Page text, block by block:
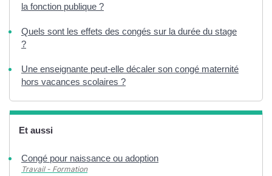
la fonction publique ?
Quels sont les effets des congés sur la durée du stage
?
Une enseignante peut-elle décaler son congé maternité
hors vacances scolaires ?
Et aussi
Congé pour naissance ou adoption
Travail - Formation